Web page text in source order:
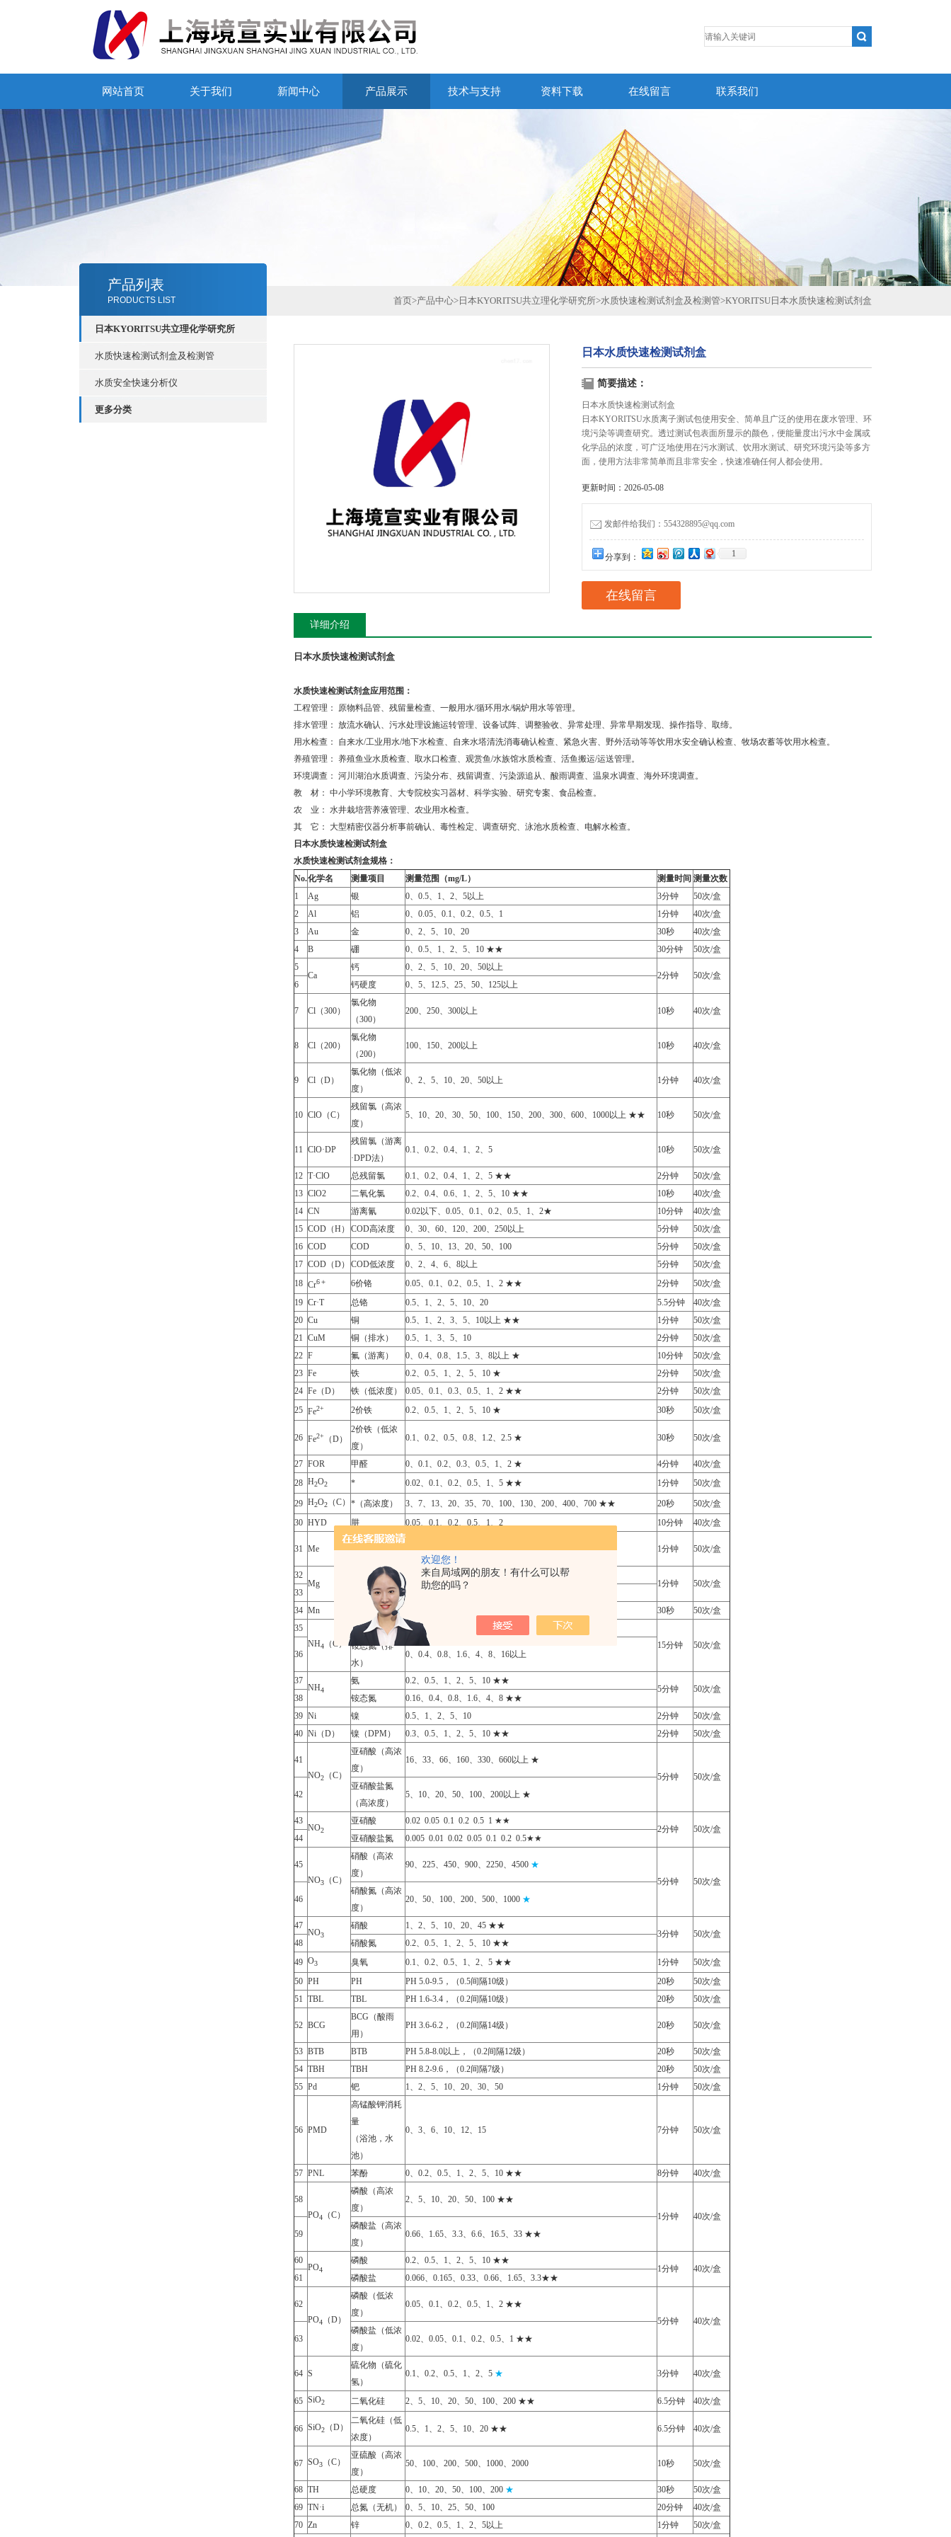
欢迎您！
来自局域网的朋友！有什么可以帮
助您的吗？
网站首页 关于我们 新闻中心 产品展示 技术与支持 资料下载 在线留言 联系我们
产品列表
PRODUCTS LIST
日本KYORITSU共立理化学研究所
水质快速检测试剂盒及检测管
水质安全快速分析仪
更多分类
首页>产品中心> 日本KYORITSU共立理化学研究所>水质快速检测试剂盒及检测管>KYORITSU日本水质快速检测试剂盒
日本水质快速检测试剂盒
简要描述：
日本水质快速检测试剂盒
日本KYORITSU水质离子测试包使用安全、简单且广泛的使用在废水管理、环
境污染等调查研究。透过测试包表面所显示的颜色，便能量度出污水中金属或
化学品的浓度，可广泛地使用在污水测试、饮用水测试、研究环境污染等多方
面，使用方法非常简单而且非常安全，快速准确任何人都会使用。
更新时间：2026-05-08
发邮件给我们：554328895@qq.com
分享到： 1
在线留言
详细介绍
日本水质快速检测试剂盒
水质快速检测试剂盒应用范围：
工程管理： 原物料品管、残留量检查、一般用水/循环用水/锅炉用水等管理。
排水管理： 放流水确认、污水处理设施运转管理、设备试阵、调整验收、异常处理、异常早期发现、操作指导、取缔。
用水检查： 自来水/工业用水/地下水检查、自来水塔清洗消毒确认检查、紧急火害、野外活动等等饮用水安全确认检查、牧场农蓄等饮用水检查。
养殖管理： 养殖鱼业水质检查、取水口检查、观赏鱼/水族馆水质检查、活鱼搬运/运送管理。
环境调查： 河川湖泊水质调查、污染分布、残留调查、污染源追从、酸雨调查、温泉水调查、海外环境调查。
教 材： 中小学环境教育、大专院校实习器材、科学实验、研究专案、食品检查。
农 业： 水井栽培营养液管理、农业用水检查。
其 它： 大型精密仪器分析事前确认、毒性检定、调查研究、泳池水质检查、电解水检查。
日本水质快速检测试剂盒
水质快速检测试剂盒规格：
No.化学名 测量项目 测量范围（mg/L） 测量时间 测量次数
1
Ag 银 0、0.5、1、2、5以上 3分钟
50次/盒
2
Al 铝 0、0.05、0.1、0.2、0.5、1 1分钟
40次/盒
3
Au 金 0、2、5、10、20 30秒
40次/盒
4
B 硼 0、0.5、1、2、5、10 ★★ 30分钟
50次/盒
5
Ca
钙
0、2、5、10、20、50以上
2分钟
50次/盒
6
钙硬度 0、5、12.5、25、50、125以上
7 Cl（300）
氯化物
（300）
200、250、300以上 10秒 40次/盒
8 Cl（200）
氯化物
（200）
100、150、200以上 10秒 40次/盒
9 Cl（D）
氯化物（低浓
度）
0、2、5、10、20、50以上 1分钟 40次/盒
10 ClO（C）
残留氯（高浓
度）
5、10、20、30、50、100、150、200、300、600、1000以上 ★★ 10秒 50次/盒
11 ClO·DP
残留氯（游离
·DPD法）
0.1、0.2、0.4、1、2、5 10秒 50次/盒
12 T·ClO 总残留氯 0.1、0.2、0.4、1、2、5 ★★ 2分钟
50次/盒
13 ClO2 二氧化氯 0.2、0.4、0.6、1、2、5、10 ★★ 10秒
40次/盒
14 CN 游离氰 0.02以下、0.05、0.1、0.2、0.5、1、2★ 10分钟
40次/盒
15 COD（H） COD高浓度 0、30、60、120、200、250以上 5分钟
50次/盒
16 COD COD 0、5、10、13、20、50、100 5分钟
50次/盒
17 COD（D） COD低浓度 0、2、4、6、8以上 5分钟
50次/盒
18 Cr6＋ 6价铬 0.05、0.1、0.2、0.5、1、2 ★★ 2分钟
50次/盒
19 Cr·T 总铬 0.5、1、2、5、10、20 5.5分钟
40次/盒
20 Cu 铜 0.5、1、2、3、5、10以上 ★★ 1分钟
50次/盒
21 CuM 铜（排水） 0.5、1、3、5、10 2分钟
50次/盒
22 F 氟（游离） 0、0.4、0.8、1.5、3、8以上 ★ 10分钟
50次/盒
23 Fe 铁 0.2、0.5、1、2、5、10 ★ 2分钟
50次/盒
24 Fe（D） 铁（低浓度） 0.05、0.1、0.3、0.5、1、2 ★★ 2分钟
50次/盒
25 Fe2+ 2价铁 0.2、0.5、1、2、5、10 ★ 30秒 50次/盒
26 Fe2+ （D）
2价铁（低浓
度）
0.1、0.2、0.5、0.8、1.2、2.5 ★ 30秒 50次/盒
27 FOR 甲醛 0、0.1、0.2、0.3、0.5、1、2 ★ 4分钟
40次/盒
28 H2O2 * 0.02、0.1、0.2、0.5、1、5 ★★ 1分钟 50次/盒
29 H2O2 （C） *（高浓度） 3、7、13、20、35、70、100、130、200、400、700 ★★ 20秒
50次/盒
30 HYD 肼 0.05、0.1、0.2、0.5、1、2 10分钟 40次/盒
31 Me
金属总量（5
0、0.2、0.5、1、2、5以上 1分钟 50次/盒
32
Mg
0、1、2、5、10、20
1分钟
50次/盒
33
镁硬度
0 4.1、8.2、20.5、41、82
34 Mn 30秒
50次/盒
35
NH4 （C）
氨（排水）
0、0.5、1、2、5、10、20以上
15分钟
50次/盒
36
铵态氮（排
水）
0、0.4、0.8、1.6、4、8、16以上
37
NH4
氨
0.2、0.5、1、2、5、10 ★★
5分钟
50次/盒
38
铵态氮
0.16、0.4、0.8、1.6、4、8 ★★
39 Ni 镍 0.5、1、2、5、10 2分钟
50次/盒
40 Ni（D） 镍（DPM） 0.3、0.5、1、2、5、10 ★★ 2分钟 50次/盒
41
NO2 （C）
亚硝酸（高浓
度）
16、33、66、160、330、660以上 ★
5分钟
50次/盒
42
亚硝酸盐氮
（高浓度）
5、10、20、50、100、200以上 ★
43
NO2
亚硝酸
0.02 0.05 0.1 0.2 0.5 1 ★★
2分钟
50次/盒
44
亚硝酸盐氮 0.005 0.01 0.02 0.05 0.1 0.2 0.5★★
45
NO3 （C）
硝酸（高浓
度）
90、225、450、900、2250、4500 ★
5分钟
50次/盒
46
硝酸氮（高浓
度）
20、50、100、200、500、1000 ★
47
NO3
硝酸
1、2、5、10、20、45 ★★
3分钟
50次/盒
48
硝酸氮
0.2、0.5、1、2、5、10 ★★
49 O3 臭氧 0.1、0.2、0.5、1、2、5 ★★ 1分钟
50次/盒
50 PH PH PH 5.0-9.5，（0.5间隔10级） 20秒
50次/盒
51 TBL TBL PH 1.6-3.4，（0.2间隔10级） 20秒 50次/盒
52 BCG
BCG（酸雨
用）
PH 3.6-6.2，（0.2间隔14级） 20秒 50次/盒
53 BTB BTB PH 5.8-8.0以上，（0.2间隔12级） 20秒
50次/盒
54 TBH TBH PH 8.2-9.6，（0.2间隔7级） 20秒
50次/盒
55 Pd 钯 1、2、5、10、20、30、50 1分钟 50次/盒
56 PMD
高锰酸钾消耗
量
（浴池，水
池）
0、3、6、10、12、15 7分钟 50次/盒
57 PNL 苯酚 0、0.2、0.5、1、2、5、10 ★★ 8分钟 40次/盒
58
PO4 （C）
磷酸（高浓
度）
2、5、10、20、50、100 ★★
1分钟
40次/盒
59
磷酸盐（高浓
度）
0.66、1.65、3.3、6.6、16.5、33 ★★
60
PO4
磷酸
0.2、0.5、1、2、5、10 ★★
1分钟
40次/盒
61
磷酸盐 0.066、0.165、0.33、0.66、1.65、3.3★★
62
PO4 （D）
磷酸（低浓
度）
0.05、0.1、0.2、0.5、1、2 ★★
5分钟
40次/盒
63
磷酸盐（低浓
度）
0.02、0.05、0.1、0.2、0.5、1 ★★
64 S
硫化物（硫化
氢）
0.1、0.2、0.5、1、2、5 ★ 3分钟 40次/盒
65 SiO2 二氧化硅 2、5、10、20、50、100、200 ★★ 6.5分钟 40次/盒
66 SiO2 （D）
二氧化硅（低
浓度）
0.5、1、2、5、10、20 ★★ 6.5分钟 40次/盒
67 SO3 （C）
亚硫酸（高浓
度）
50、100、200、500、1000、2000 10秒 50次/盒
68 TH 总硬度 0、10、20、50、100、200 ★ 30秒
50次/盒
69 TN·i 总氮（无机） 0、5、10、25、50、100 20分钟
40次/盒
70 Zn 锌 0、0.2、0.5、1、2、5以上 1分钟 50次/盒